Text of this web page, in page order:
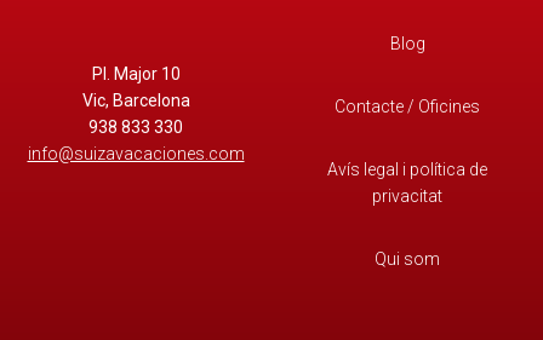
Pl. Major 10
Vic, Barcelona
938 833 330
info@suizavacaciones.com
Blog
Contacte / Oficines
Avís legal i política de
privacitat
Qui som